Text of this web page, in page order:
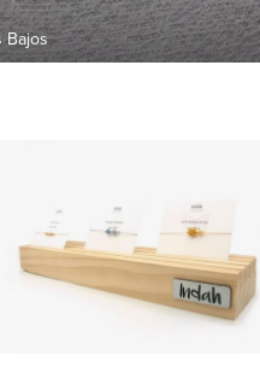
Bajos